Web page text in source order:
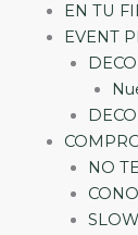
EN TU
EVENT
NO